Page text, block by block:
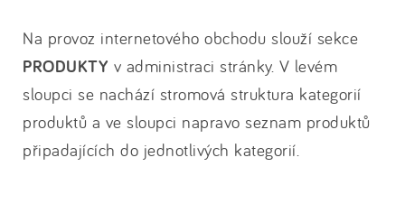
Na provoz internetového obchodu slouží sekce
PRODUKTY v administraci stránky. V levém
sloupci se nachází stromová struktura kategorií
produktů a ve sloupci napravo seznam produktů
připadajících do jednotlivých kategorií.